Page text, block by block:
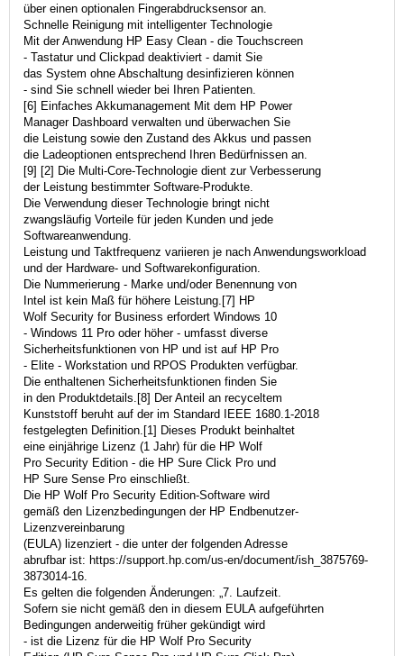
über einen optionalen Fingerabdrucksensor an.
Schnelle Reinigung mit intelligenter Technologie
Mit der Anwendung HP Easy Clean - die Touchscreen
- Tastatur und Clickpad deaktiviert - damit Sie
das System ohne Abschaltung desinfizieren können
- sind Sie schnell wieder bei Ihren Patienten.
[6] Einfaches Akkumanagement Mit dem HP Power
Manager Dashboard verwalten und überwachen Sie
die Leistung sowie den Zustand des Akkus und passen
die Ladeoptionen entsprechend Ihren Bedürfnissen an.
[9] [2] Die Multi-Core-Technologie dient zur Verbesserung
der Leistung bestimmter Software-Produkte.
Die Verwendung dieser Technologie bringt nicht
zwangsläufig Vorteile für jeden Kunden und jede
Softwareanwendung.
Leistung und Taktfrequenz variieren je nach Anwendungsworkload
und der Hardware- und Softwarekonfiguration.
Die Nummerierung - Marke und/oder Benennung von
Intel ist kein Maß für höhere Leistung.[7] HP
Wolf Security for Business erfordert Windows 10
- Windows 11 Pro oder höher - umfasst diverse
Sicherheitsfunktionen von HP und ist auf HP Pro
- Elite - Workstation und RPOS Produkten verfügbar.
Die enthaltenen Sicherheitsfunktionen finden Sie
in den Produktdetails.[8] Der Anteil an recyceltem
Kunststoff beruht auf der im Standard IEEE 1680.1-2018
festgelegten Definition.[1] Dieses Produkt beinhaltet
eine einjährige Lizenz (1 Jahr) für die HP Wolf
Pro Security Edition - die HP Sure Click Pro und
HP Sure Sense Pro einschließt.
Die HP Wolf Pro Security Edition-Software wird
gemäß den Lizenzbedingungen der HP Endbenutzer-
Lizenzvereinbarung
(EULA) lizenziert - die unter der folgenden Adresse
abrufbar ist: https://support.hp.com/us-en/document/ish_3875769-
3873014-16.
Es gelten die folgenden Änderungen: „7. Laufzeit.
Sofern sie nicht gemäß den in diesem EULA aufgeführten
Bedingungen anderweitig früher gekündigt wird
- ist die Lizenz für die HP Wolf Pro Security